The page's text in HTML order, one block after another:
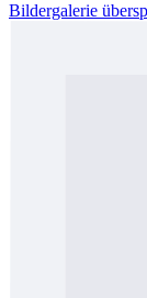
Bildergalerie